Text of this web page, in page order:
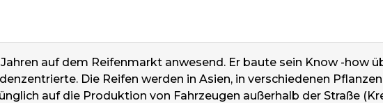
auf dem Reifenmarkt anwesend. Er baute sein Know -how
Die Reifen werden in Asien, in verschiedenen
auf die Produktion von Fahrzeugen außerhalb der Straße